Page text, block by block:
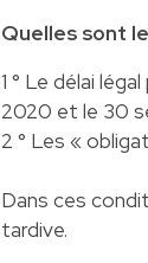
Quelles sont
1 ° Le délai
2020 et le 30
2 ° Les «
Dans ces
tardive.